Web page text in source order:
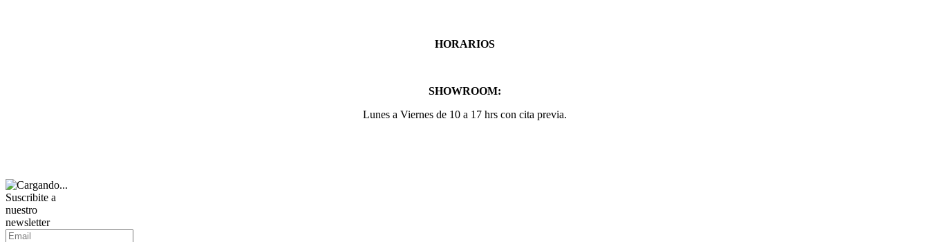
HORARIOS
SHOWROOM:
Lunes a Viernes de 10 a 17 hrs con cita previa.
Suscribite a
nuestro
newsletter